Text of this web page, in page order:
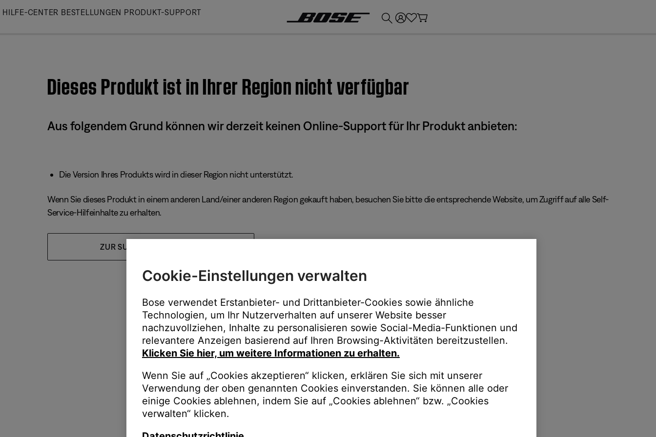
Skip
HILFE-CENTER BESTELLUNGEN PRODUKT-SUPPORT
Dieses Produkt ist in Ihrer Region nicht verfügbar
Aus folgendem Grund können wir derzeit keinen Online-Support für Ihr Produkt anbieten:
Die Version Ihres Produkts wird in dieser Region nicht unterstützt.
Wenn Sie dieses Produkt in einem anderen Land/einer anderen Region gekauft haben, besuchen Sie bitte die entsprechende Website, um Zugriff auf alle Self-
Service-Hilfeinhalte zu erhalten.
ZUR SUPPORT-HOMEPAGE
Cookie-Einstellungen verwalten
Bose verwendet Erstanbieter- und Drittanbieter-Cookies sowie ähnliche
Technologien, um Ihr Nutzerverhalten auf unserer Website besser
nachzuvollziehen, Inhalte zu personalisieren sowie Social-Media-Funktionen und
relevantere Anzeigen basierend auf Ihren Browsing-Aktivitäten bereitzustellen.
Klicken Sie hier, um weitere Informationen zu erhalten.
Wenn Sie auf „Cookies akzeptieren“ klicken, erklären Sie sich mit unserer
Verwendung der oben genannten Cookies einverstanden. Sie können alle oder
einige Cookies ablehnen, indem Sie auf „Cookies ablehnen“ bzw. „Cookies
verwalten“ klicken.